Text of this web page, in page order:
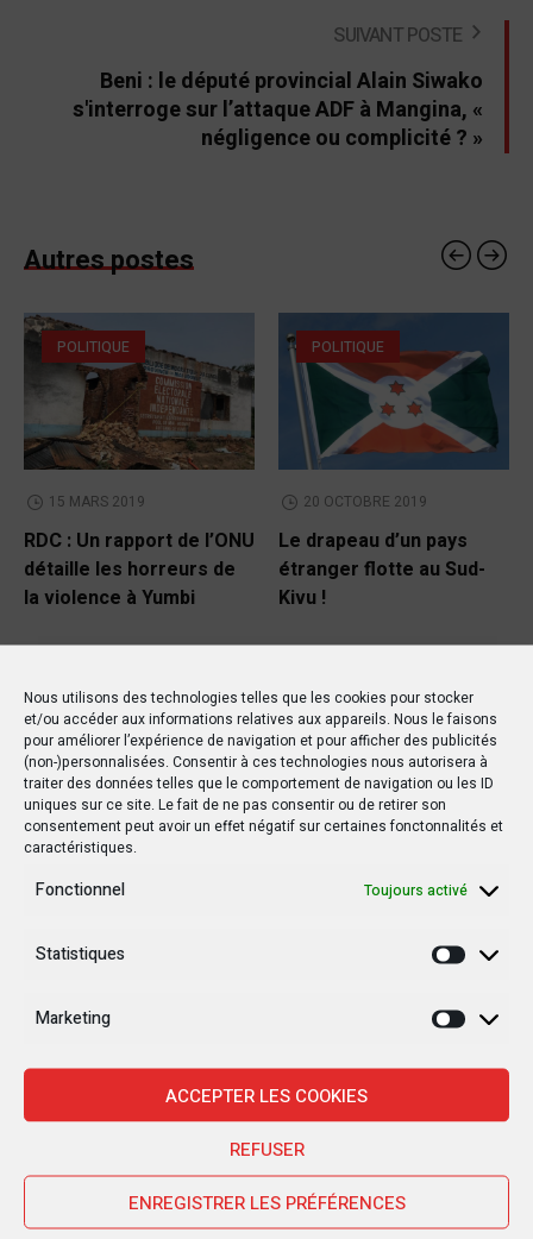
Nous utilisons des technologies telles que les cookies pour stocker
et/ou accéder aux informations relatives aux appareils. Nous le faisons
pour améliorer l’expérience de navigation et pour afficher des publicités
(non-)personnalisées. Consentir à ces technologies nous autorisera à
traiter des données telles que le comportement de navigation ou les ID
uniques sur ce site. Le fait de ne pas consentir ou de retirer son
consentement peut avoir un effet négatif sur certaines fonctonnalités et
caractéristiques.
Fonctionnel Toujours activé
Statistiques
Marketing
ACCEPTER LES COOKIES
REFUSER
ENREGISTRER LES PRÉFÉRENCES
SUIVANT POSTE
Beni : le député provincial Alain Siwako
s'interroge sur l’attaque ADF à Mangina, «
négligence ou complicité ? »
Autres postes
POLITIQUE
15 MARS 2019
RDC : Un rapport de l’ONU
détaille les horreurs de
la violence à Yumbi
POLITIQUE
20 OCTOBRE 2019
Le drapeau d’un pays
étranger flotte au Sud-
Kivu !